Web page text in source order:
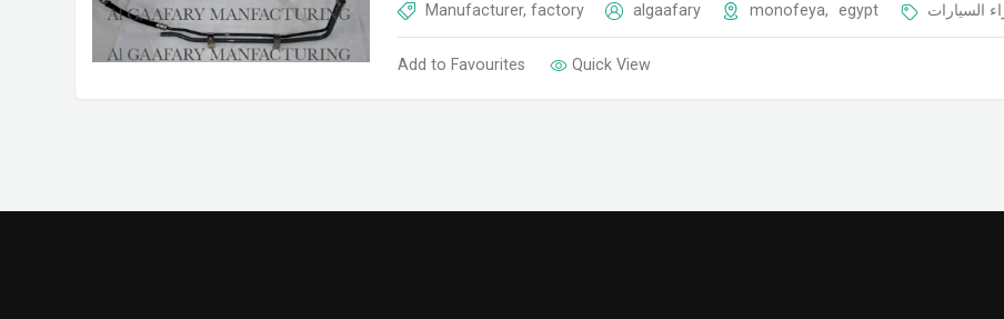
Manufacturer, factory algaafary monofeya, egypt السيارات
Add to Favourites Quick View